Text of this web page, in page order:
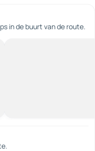
in de buurt van de route.